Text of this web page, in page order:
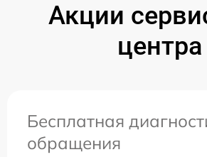
Акции
центра
Бесплатная
обращения